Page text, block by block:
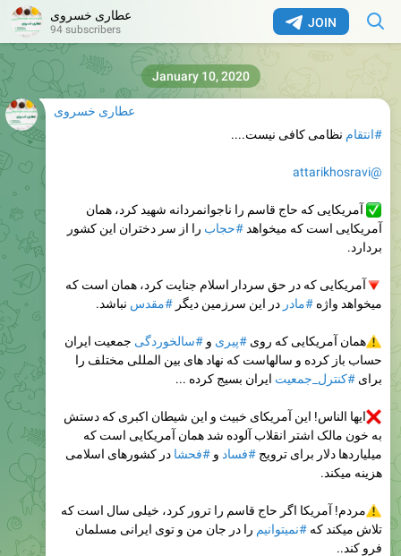
JOIN عطاری خسروی
94 subscribers
عطاری خسروی
#انتقام نظامی کافی نیست....
@attarikhosravi
آمریکایی که حاج قاسم را ناجوانمردانه شهید کرد، همان
آمریکایی است که میخواهد #حجاب را از سر دختران این کشور
بردارد.
آمریکایی که در حق سردار اسلام جنایت کرد، همان است که
میخواهد واژه #مادر در این سرزمین دیگر #مقدس نباشد.
همان آمریکایی که روی#پیری و#سالخوردگی جمعیت ایران
حساب باز کرده و سالهاست که نهاد های بین المللی مختلف را
برای #کنترل_جمعیت ایران بسیج کرده ...
ایها الناس! این آمریکای خبیث و این شیطان اکبری که دستش
به خون مالک اشتر انقلاب آلوده شد همان آمریکایی است که
میلیاردها دلار برای ترویج #فساد و #فحشا در کشورهای اسلامی
هزینه میکند.
مردم! آمریکا اگر حاج قاسم را ترور کرد، خیلی سال است که
تلاش میکند که #نمیتوانیم را در جان من و توی ایرانی مسلمان
فرو کند..
January 10, 2020